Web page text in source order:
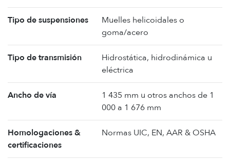
Tipo de suspensiones
Muelles helicoidales o
goma/acero
Tipo de transmisión
Hidrostática, hidrodinámica u
eléctrica
Ancho de vía
1 435 mm u otros anchos de 1
000 a 1 676 mm
Homologaciones &
certificaciones
Normas UIC, EN, AAR & OSHA